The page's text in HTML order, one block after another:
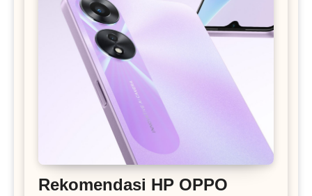
Rekomendasi HP OPPO